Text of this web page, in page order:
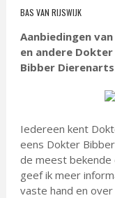
BAS VAN RIJSWIJK
Aanbiedingen
en andere
Bibber
Iedereen kent
eens Dokter
de meest
geef ik meer
vaste hand en